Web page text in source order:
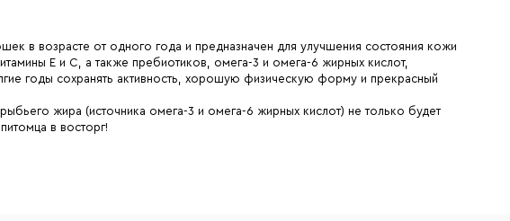
в возрасте от одного года и предназначен для улучшения состояния кожи
E и С, а также пребиотиков, омега-3 и омега-6 жирных кислот,
годы сохранять активность, хорошую физическую форму и прекрасный
жира (источника омега-3 и омега-6 жирных кислот) не только будет
в восторг!